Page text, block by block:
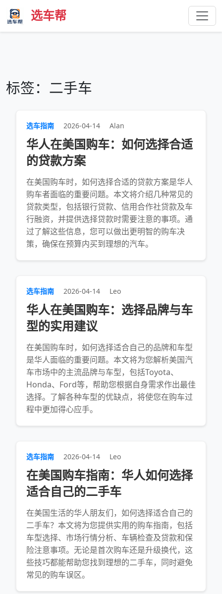
选车帮
标签：二手车
选车指南 2026-04-14 Alan
华人在美国购车：如何选择合适
的贷款方案
在美国购车时，如何选择合适的贷款方案是华人
购车者面临的重要问题。本文将介绍几种常见的
贷款类型，包括银行贷款、信用合作社贷款及车
行融资，并提供选择贷款时需要注意的事项。通
过了解这些信息，您可以做出更明智的购车决
策，确保在预算内买到理想的汽车。
选车指南 2026-04-14 Leo
华人在美国购车：选择品牌与车
型的实用建议
在美国购车时，如何选择适合自己的品牌和车型
是华人面临的重要问题。本文将为您解析美国汽
车市场中的主流品牌与车型，包括Toyota、
Honda、Ford等，帮助您根据自身需求作出最佳
选择。了解各种车型的优缺点，将使您在购车过
程中更加得心应手。
选车指南 2026-04-14 Leo
在美国购车指南：华人如何选择
适合自己的二手车
在美国生活的华人朋友们，如何选择适合自己的
二手车？本文将为您提供实用的购车指南，包括
车型选择、市场行情分析、车辆检查及贷款和保
险注意事项。无论是首次购车还是升级换代，这
些技巧都能帮助您找到理想的二手车，同时避免
常见的购车误区。